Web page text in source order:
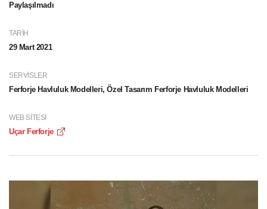
Paylaşılmadı
TARIH
29 Mart 2021
SERVISLER
Ferforje Havluluk Modelleri, Özel Tasarım Ferforje Havluluk Modelleri
WEB SITESI
Uçar Ferforje